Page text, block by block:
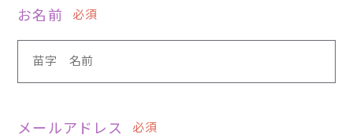
お名前 必須
メールアドレス 必須